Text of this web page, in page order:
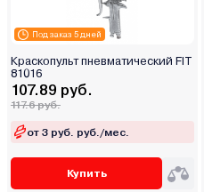
Под заказ 5 дней
Краскопульт пневматический FIT
81016
107.89 руб.
117.6 руб.
от 3 руб. руб./мес.
Купить